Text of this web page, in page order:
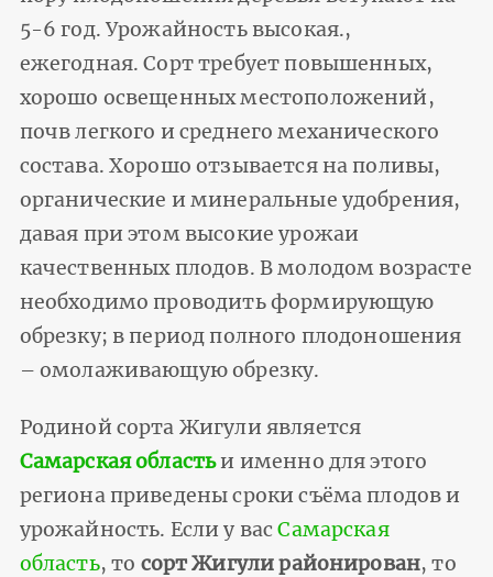
5-6 год. Урожайность высокая.,
ежегодная. Сорт требует повышенных,
хорошо освещенных местоположений,
почв легкого и среднего механического
состава. Хорошо отзывается на поливы,
органические и минеральные удобрения,
давая при этом высокие урожаи
качественных плодов. В молодом возрасте
необходимо проводить формирующую
обрезку; в период полного плодоношения
– омолаживающую обрезку.
Родиной сорта Жигули является
Самарская областьи именно для этого
региона приведены сроки съёма плодов и
урожайность. Если у васСамарская
область, то сорт Жигули районирован, то